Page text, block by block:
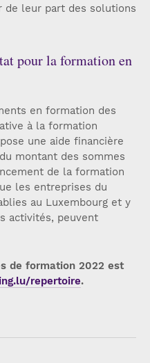
de leur part des solutions
pour la formation en
en formation des
à la formation
une aide financière
montant des sommes
de la formation
les entreprises du
au Luxembourg et y
activités, peuvent
de formation 2022 est
repertoire.